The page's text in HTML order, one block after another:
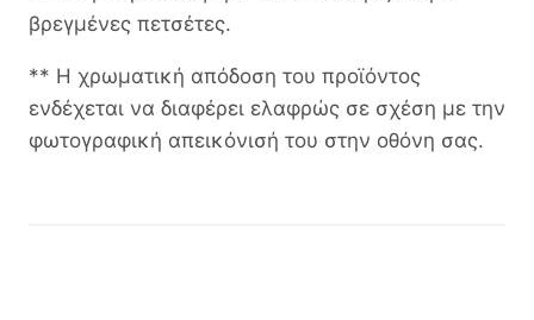
βρεγμένες πετσέτες.
** Η χρωματική απόδοση του προϊόντος
ενδέχεται να διαφέρει ελαφρώς σε σχέση με την
φωτογραφική απεικόνισή του στην οθόνη σας.